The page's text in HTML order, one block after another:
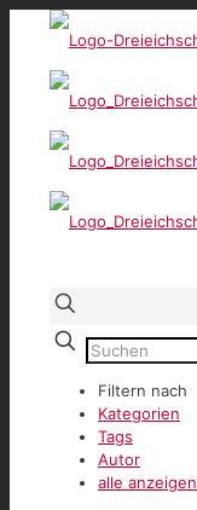
Filtern nach
Kategorien
Tags
Autor
alle anzeigen